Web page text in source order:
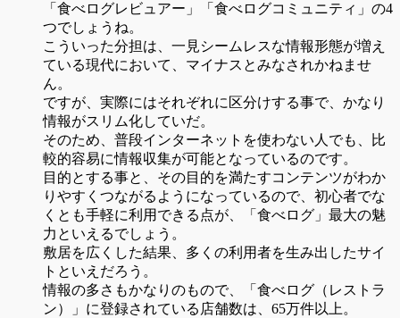
「食べログレビュアー」「食べログコミュニティ」の4
つでしょうね。
こういった分担は、一見シームレスな情報形態が増え
ている現代において、マイナスとみなされかねませ
ん。
ですが、実際にはそれぞれに区分けする事で、かなり
情報がスリム化していだ。
そのため、普段インターネットを使わない人でも、比
較的容易に情報収集が可能となっているのです。
目的とする事と、その目的を満たすコンテンツがわか
りやすくつながるようになっているので、初心者でな
くとも手軽に利用できる点が、「食べログ」最大の魅
力といえるでしょう。
敷居を広くした結果、多くの利用者を生み出したサイ
トといえだろう。
情報の多さもかなりのもので、「食べログ（レストラ
ン）」に登録されている店舗数は、65万件以上。